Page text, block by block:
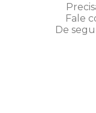
Fale
De